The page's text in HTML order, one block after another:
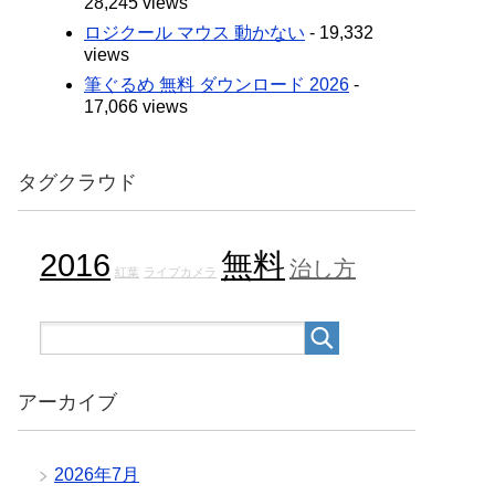
ロジクール マウス 動かない - 19,332
views
筆ぐるめ 無料 ダウンロード 2026 -
17,066 views
タグクラウド
2016 紅葉 ライブカメラ 無料 治し方
アーカイブ
2026年7月